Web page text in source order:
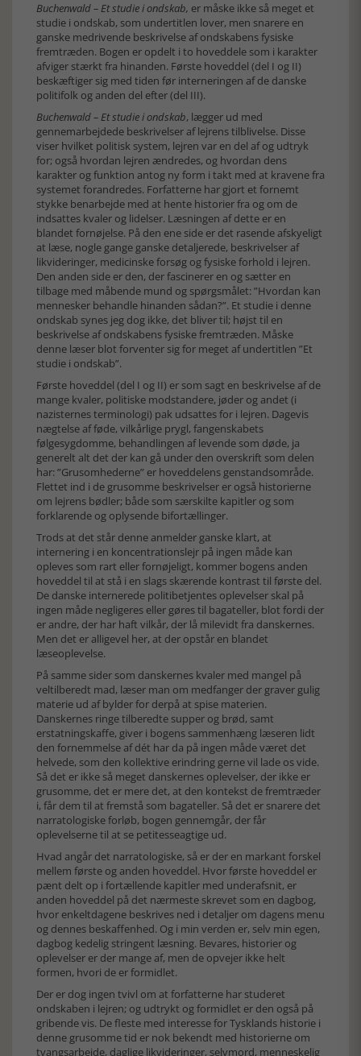
Buchenwald – Et studie i ondskab, er måske ikke så meget et
studie i ondskab, som undertitlen lover, men snarere en
ganske medrivende beskrivelse af ondskabens fysiske
fremtræden. Bogen er opdelt i to hoveddele som i karakter
afviger stærkt fra hinanden. Første hoveddel (del I og II)
beskæftiger sig med tiden før interneringen af de danske
politifolk og anden del efter (del III).
Buchenwald – Et studie i ondskab, lægger ud med
gennemarbejdede beskrivelser af lejrens tilblivelse. Disse
viser hvilket politisk system, lejren var en del af og udtryk
for; også hvordan lejren ændredes, og hvordan dens
karakter og funktion antog ny form i takt med at kravene fra
systemet forandredes. Forfatterne har gjort et fornemt
stykke benarbejde med at hente historier fra og om de
indsattes kvaler og lidelser. Læsningen af dette er en
blandet fornøjelse. På den ene side er det rasende afskyeligt
at læse, nogle gange ganske detaljerede, beskrivelser af
likvideringer, medicinske forsøg og fysiske forhold i lejren.
Den anden side er den, der fascinerer en og sætter en
tilbage med måbende mund og spørgsmålet: ”Hvordan kan
mennesker behandle hinanden sådan?”. Et studie i denne
ondskab synes jeg dog ikke, det bliver til; højst til en
beskrivelse af ondskabens fysiske fremtræden. Måske
denne læser blot forventer sig for meget af undertitlen ”Et
studie i ondskab”.
Første hoveddel (del I og II) er som sagt en beskrivelse af de
mange kvaler, politiske modstandere, jøder og andet (i
nazisternes terminologi) pak udsattes for i lejren. Dagevis
nægtelse af føde, vilkårlige prygl, fangenskabets
følgesygdomme, behandlingen af levende som døde, ja
generelt alt det der kan gå under den overskrift som delen
har: ”Grusomhederne” er hoveddelens genstandsområde.
Flettet ind i de grusomme beskrivelser er også historierne
om lejrens bødler; både som særskilte kapitler og som
forklarende og oplysende bifortællinger.
Trods at det står denne anmelder ganske klart, at
internering i en koncentrationslejr på ingen måde kan
opleves som rart eller fornøjeligt, kommer bogens anden
hoveddel til at stå i en slags skærende kontrast til første del.
De danske internerede politibetjentes oplevelser skal på
ingen måde negligeres eller gøres til bagateller, blot fordi der
er andre, der har haft vilkår, der lå milevidt fra danskernes.
Men det er alligevel her, at der opstår en blandet
læseoplevelse.
På samme sider som danskernes kvaler med mangel på
veltilberedt mad, læser man om medfanger der graver gulig
materie ud af bylder for derpå at spise materien.
Danskernes ringe tilberedte supper og brød, samt
erstatningskaffe, giver i bogens sammenhæng læseren lidt
den fornemmelse af dét har da på ingen måde været det
helvede, som den kollektive erindring gerne vil lade os vide.
Så det er ikke så meget danskernes oplevelser, der ikke er
grusomme, det er mere det, at den kontekst de fremtræder
i, får dem til at fremstå som bagateller. Så det er snarere det
narratologiske forløb, bogen gennemgår, der får
oplevelserne til at se petitesseagtige ud.
Hvad angår det narratologiske, så er der en markant forskel
mellem første og anden hoveddel. Hvor første hoveddel er
pænt delt op i fortællende kapitler med underafsnit, er
anden hoveddel på det nærmeste skrevet som en dagbog,
hvor enkeltdagene beskrives ned i detaljer om dagens menu
og dennes beskaffenhed. Og i min verden er, selv min egen,
dagbog kedelig stringent læsning. Bevares, historier og
oplevelser er der mange af, men de opvejer ikke helt
formen, hvori de er formidlet.
Der er dog ingen tvivl om at forfatterne har studeret
ondskaben i lejren; og udtrykt og formidlet er den også på
gribende vis. De fleste med interesse for Tysklands historie i
denne grusomme tid er nok bekendt med historierne om
tvangsarbejde, daglige likvideringer, selvmord, menneskelig